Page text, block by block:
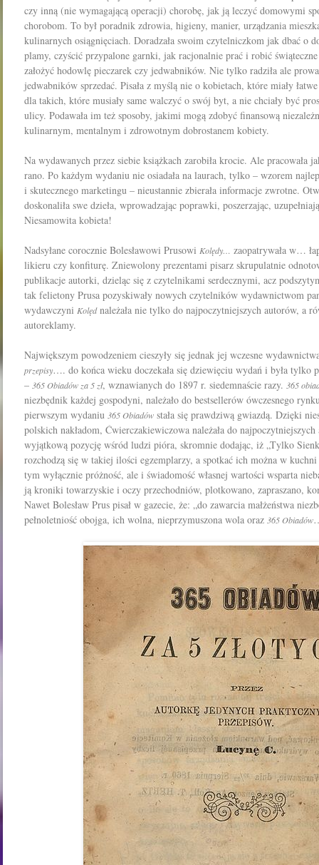
czy inną (nie wymagającą operacji) chorobę, jak ją leczyć domowymi
chorobom. To był poradnik zdrowia, higieny, manier, urządzania
kulinarnych osiągnięciach. Doradzała swoim czytelniczkom jak dbać o
plamy, czyścić przypalone garnki, jak racjonalnie prać i robić
założyć hodowlę pieczarek czy jedwabników. Nie tylko radziła ale
jedwabników sprzedać. Pisała z myślą nie o kobietach, które miały
dla takich, które musiały same walczyć o swój byt, a nie chciały być
ulicy. Podawała im też sposoby, jakimi mogą zdobyć finansową
kulinarnym, mentalnym i zdrowotnym dobrostanem kobiety.
Na wydawanych przez siebie książkach zarobiła krocie. Ale pracowała
rano. Po każdym wydaniu nie osiadała na laurach, tylko – wzorem
i skutecznego marketingu – nieustannie zbierała informacje zwrotne.
doskonaliła swe dzieła, wprowadzając poprawki, poszerzając,
Niesamowita kobieta!
Nadsyłane corocznie Bolesławowi Pru­sowi Kolędy… zaopatrywała w…
likieru czy konfiturę. Zniewolony prezentami pi­sarz skrupulatnie
publikacje autorki, dzieląc się z czytelnikami serdecznymi, acz
tak felietony Prusa pozyskiwały nowych czytelników wydawnictwom
wydawczyni Kolędnależała nie tylko do najpoczyt­niejszych autorów, a
autoreklamy.
Naj­większym powodzeniem cieszyły się jednak jej wczesne
przepisy…. do końca wieku doczekała się dziewięciu wydań i była tylko
– 365 Obiadów za 5 zł, wznawianych do 1897 r. siedemnaście razy. 365
niezbędnik każdej gospodyni, należało do bestsellerów ówczesnego
pierwszym wydaniu 365 Obiadów stała się prawdziwą gwiazdą. Dzięki
polskich nakładom, Ćwierczakiewiczowa należała do
wyjątko­wą pozycję wśród ludzi pióra, skromnie dodając, iż „Tylko
rozchodzą się w takiej ilości egzemplarzy, a spot­kać ich można w
tym wyłącznie próżność, ale i świadomość własnej wartości wsparta
ją kroniki towarzyskie i oczy przechodniów, plotkowano, zapraszano,
Nawet Bolesław Prus pisał w gazecie, że: „do zawarcia małżeństwa
pełnoletniość obojga, ich wolna, nieprzymuszona wola oraz 365 Obiadów